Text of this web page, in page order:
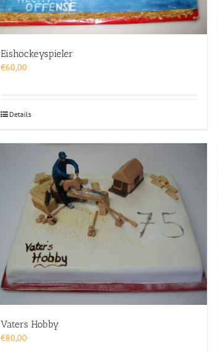
Eishockeyspieler
€60,00
Details
Vaters Hobby
€80,00